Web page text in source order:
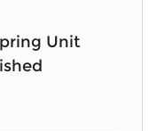
Unit